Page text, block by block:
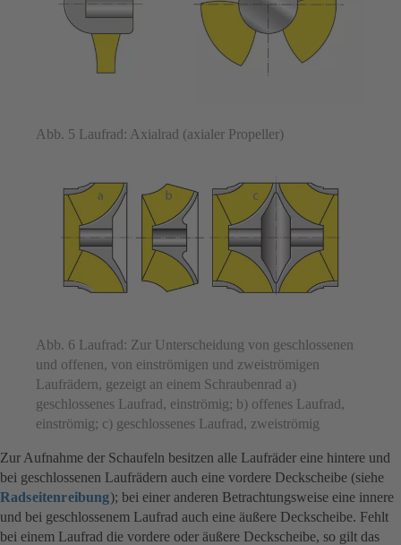
Abb. 5 Laufrad: Axialrad (axialer Propeller)
Abb. 6 Laufrad: Zur Unterscheidung von geschlossenen
und offenen, von einströmigen und zweiströmigen
Laufrädern, gezeigt an einem Schraubenrad a)
geschlossenes Laufrad, einströmig; b) offenes Laufrad,
einströmig; c) geschlossenes Laufrad, zweiströmig
Zur Aufnahme der Schaufeln besitzen alle Laufräder eine hintere und
bei geschlossenen Laufrädern auch eine vordere Deckscheibe (siehe
Radseitenreibung); bei einer anderen Betrachtungsweise eine innere
und bei geschlossenem Laufrad auch eine äußere Deckscheibe. Fehlt
bei einem Laufrad die vordere oder äußere Deckscheibe, so gilt das